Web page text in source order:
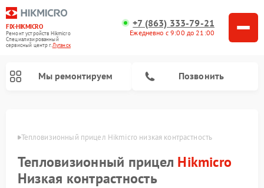
FIX-HIKMICRO
Ремонт устройств Hikmicro
Специализированный
cервисный центр г.Луганск
+7 (863) 333-79-21
Ежедневно с 9:00 до 21:00
Мы ремонтируем Позвонить
Тепловизионный прицел Hikmicro низкая контрастность
Тепловизионный прицел Hikmicro
Низкая контрастность